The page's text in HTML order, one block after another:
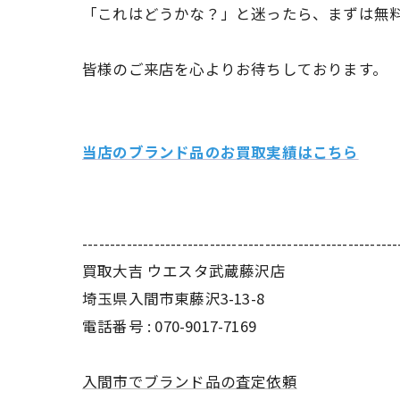
「これはどうかな？」と迷ったら、まずは無
皆様のご来店を心よりお待ちしております。
当店のブランド品のお買取実績はこちら
買取大吉 ウエスタ武蔵藤沢店
埼玉県入間市東藤沢3-13-8
電話番号 : 070-9017-7169
入間市でブランド品の査定依頼